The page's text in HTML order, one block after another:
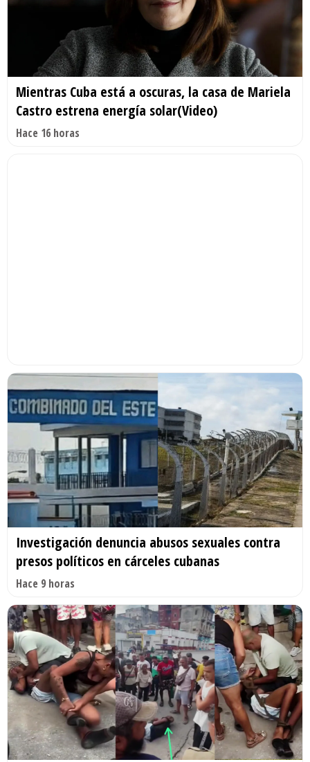
Mientras Cuba está a oscuras, la casa de Mariela
Castro estrena energía solar(Video)
Hace 16 horas
Investigación denuncia abusos sexuales contra
presos políticos en cárceles cubanas
Hace 9 horas